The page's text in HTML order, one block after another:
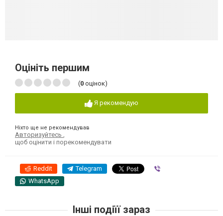
Оцініть першим
(0 оцінок)
Я рекомендую
Ніхто ще не рекомендував
Авторизуйтесь
щоб оцінити і порекомендувати
Reddit Telegram
WhatsApp
Інші подіїї зараз